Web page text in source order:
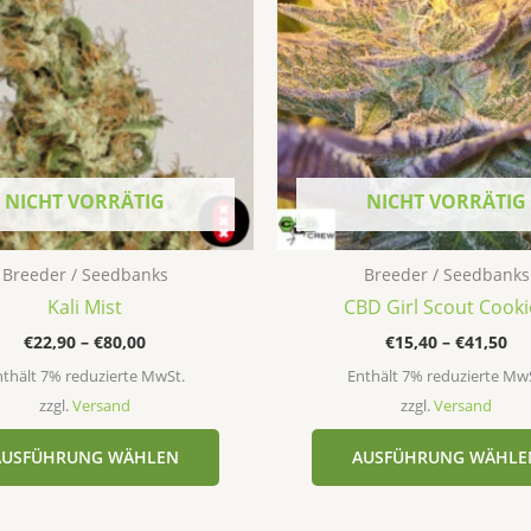
NICHT VORRÄTIG
Breeder / Seedbanks
Kali Mist
€22,90 – €80,00
7% reduzierte MwSt.
zzgl.Versand
WÄHLEN
mehrere
Varianten
Optionen
können
auf
der
Produktseite
NICHT VORRÄTIG
Breeder / Seedbanks
CBD Girl Scout
€15,40 – €41,50
Enthält 7% reduzierte
zzgl.Versand
AUSFÜHRUNG